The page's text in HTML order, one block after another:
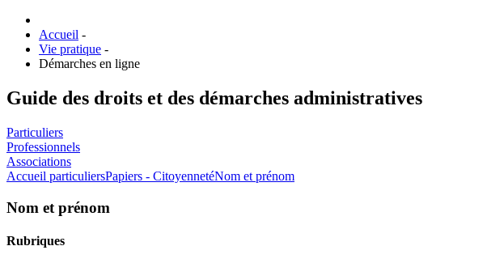
Accueil -
Vie pratique -
Démarches en ligne
Guide des droits et des démarches administratives
Particuliers
Professionnels
Associations
Accueil particuliersPapiers - CitoyennetéNom et prénom
Nom et prénom
Rubriques